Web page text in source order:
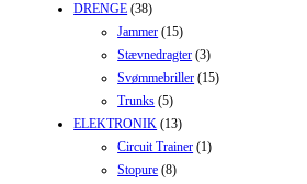
DRENGE (38)
Jammer (15)
Stævnedragter (3)
Svømmebriller (15)
Trunks (5)
ELEKTRONIK (13)
Circuit Trainer (1)
Stopure (8)